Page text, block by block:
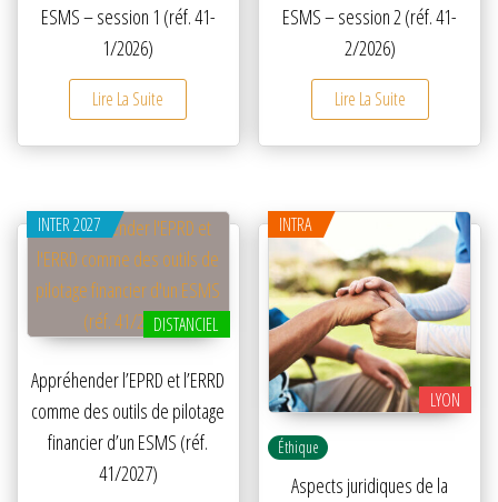
ESMS – session 1 (réf. 41-
1/2026)
Lire La Suite
ESMS – session 2 (réf. 41-
2/2026)
Lire La Suite
INTER 2027
DISTANCIEL
Appréhender l’EPRD et l’ERRD
comme des outils de pilotage
financier d’un ESMS (réf.
41/2027)
LYON
INTRA
Éthique
Aspects juridiques de la